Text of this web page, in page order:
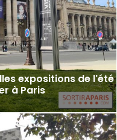
expositions de l'été
à Paris